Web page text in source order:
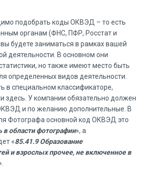
подобрать коды ОКВЭД – то есть
органам (ФНС, ПФР, Росстат и
будете заниматься в рамках вашей
деятельности. В основном они
но также имеют место быть
определенных видов деятельности.
в специальном классификаторе,
здесь. У компании обязательно должен
и по желанию дополнительные. В
Фотографа основной код ОКВЭД это
в области фотографии», а
«85.41.9 Образование
и взрослых прочее, не включенное в